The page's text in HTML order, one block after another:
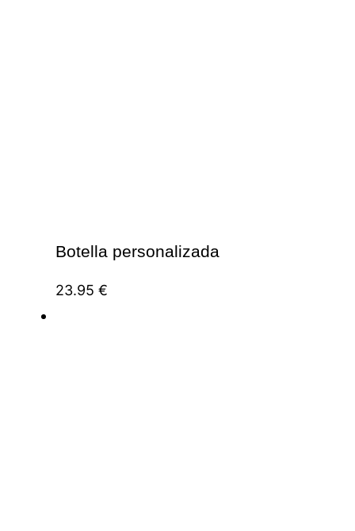
Botella personalizada
23.95 €